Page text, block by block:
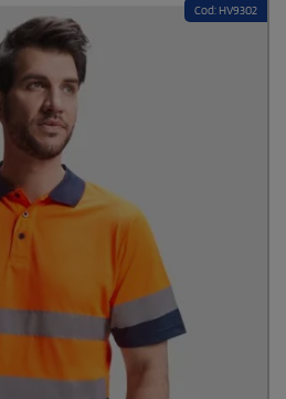
Cod: HV9302